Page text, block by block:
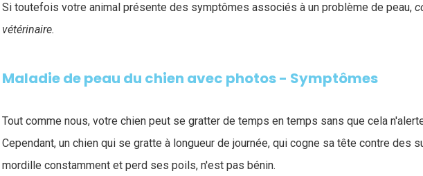
Si toutefois votre animal présente des symptômes associés à un problème de peau,
vétérinaire.
Maladie de peau du chien avec photos - Symptômes
Tout comme nous, votre chien peut se gratter de temps en temps sans que cela
Cependant, un chien qui se gratte à longueur de journée, qui cogne sa tête contre des
mordille constamment et perd ses poils, n'est pas bénin.